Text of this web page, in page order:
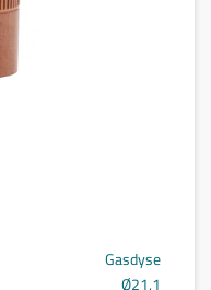
Gasdyse
Ø21,1